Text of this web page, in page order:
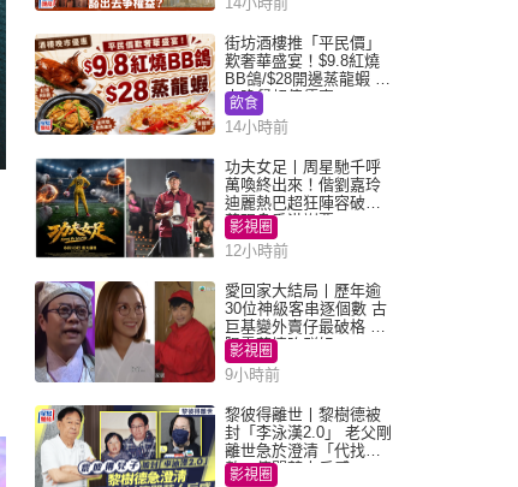
街坊酒樓推「平民價」
歎奢華盛宴！$9.8紅燒
BB鴿/$28開邊蒸龍蝦 3
大晚餐超值優惠
飲食
14小時前
功夫女足丨周星馳千呼
萬喚終出來！偕劉嘉玲
迪麗熱巴超狂陣容破天
荒現身香港謝票
影視圈
12小時前
愛回家大結局丨歷年逾
30位神級客串逐個數 古
巨基變外賣仔最破格 歐
陽震華情陷群姐
影視圈
9小時前
黎彼得離世丨黎樹德被
封「李泳漢2.0」 老父剛
離世急於澄清「代找卡
數」傳聞惹人反感
影視圈